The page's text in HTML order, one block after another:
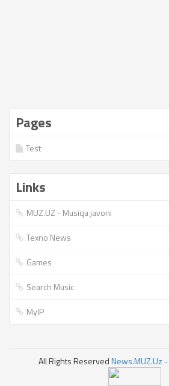
Pages
Test
Links
MUZ.UZ - Musiqa javoni
Texno News
Games
Search Music
MyIP
All Rights ReservedNews.MUZ.Uz